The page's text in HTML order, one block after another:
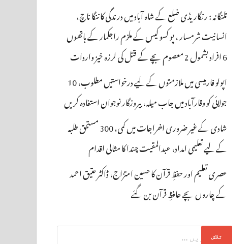
تلنگانہ : رنگاریڈی ضلع کے شاہ آباد میں درندگی کا ننگا ناچ،
انسانیت شرمسار ، پو کسو کیس کے ملزم راجکمار کے ہاتھوں
6 افراد بشمول 2 معصوم بچے کے قتل کی لرزہ خیز واردات
اپولو فارمیسی میں ملازمتوں کے لیے درخواستیں مطلوب، 10
جولائی کو وقارآباد میں جاب میلہ، بیروزگار نوجوان استفادہ کریں
شادی کے غیر ضروری اخراجات میں کمی، 300 مستحق طلبہ
کے لیے تعلیمی امداد، عبدالمقیت چندا کا مثالی اقدام
عصری تعلیم اور حفظِ قرآن کا حسین امتزاج، ڈاکٹر عتیق احمد
کے چاروں بچے حافظِ قرآن بن گئے